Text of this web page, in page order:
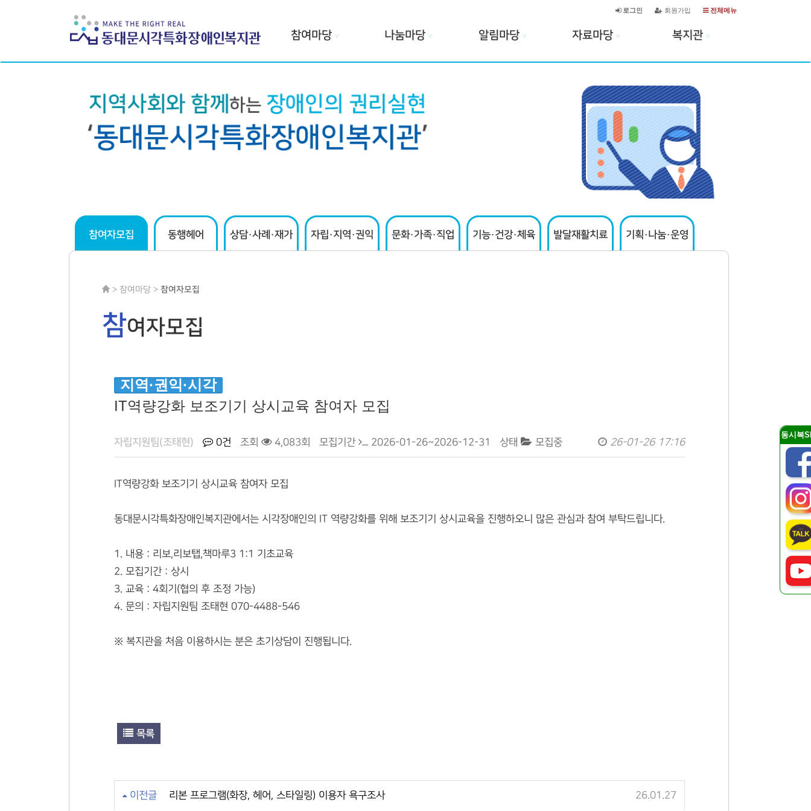
전체메뉴
회원가입
로그인
참여마당 ∨ 나눔마당 ∨ 알림마당 ∨ 자료마당 ∨
하위분류
복지관 ∨
하위분류
참여자모집 동행헤어 상담·사례·재가 자립·지역·권익 문화·가족·직업 기능·건강·체육 발달재활치료 기획·나눔·운영
> 참여마당 >참여자모집
참여자모집
지역·권익·시각
IT역량강화 보조기기 상시교육 참여자 모집
자립지원팀(조태현) 0건 조회 4,083회 26-01-26 17:16
모집기간 2026-01-26~2026-12-31 상태 모집중
IT역량강화 보조기기 상시교육 참여자 모집
동대문시각특화장애인복지관에서는 시각장애인의 IT 역량강화를 위해 보조기기 상시교육을 진행하오니 많은 관심과 참여 부탁드립니다.
1. 내용 : 리보,리보탭,책마루3 1:1 기초교육
2. 모집기간 : 상시
3. 교육 : 4회기(협의 후 조정 가능)
4. 문의 : 자립지원팀 조태현 070-4488-546
※ 복지관을 처음 이용하시는 분은 초기상담이 진행됩니다.
목록
이전글 리본 프로그램(화장, 헤어, 스타일링) 이용자 욕구조사 26.01.27
동시복